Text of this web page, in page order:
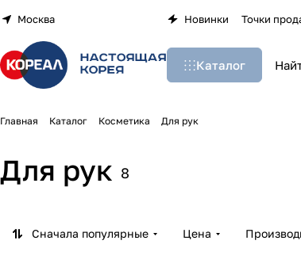
Москва Новинки Точки
Каталог
Главная Каталог Косметика Для рук
Для рук 8
Сначала популярные Цена